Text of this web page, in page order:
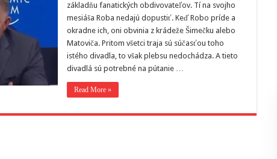
základňu fanatických obdivovateľov. Tí na svojho
mesiáša Roba nedajú dopustiť. Keď Robo príde a
okradne ich, oni obvinia z krádeže Šimečku alebo
Matoviča. Pritom všetci traja sú súčasťou toho
istého divadla, to však plebsu nedochádza. A tieto
divadlá sú potrebné na pútanie …
Read More »